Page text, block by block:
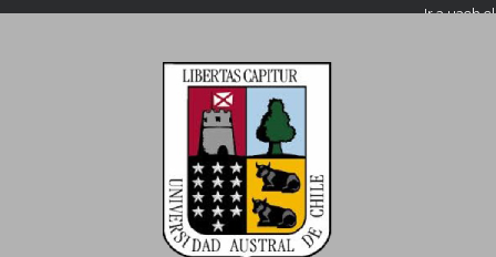
Ir auach.cl